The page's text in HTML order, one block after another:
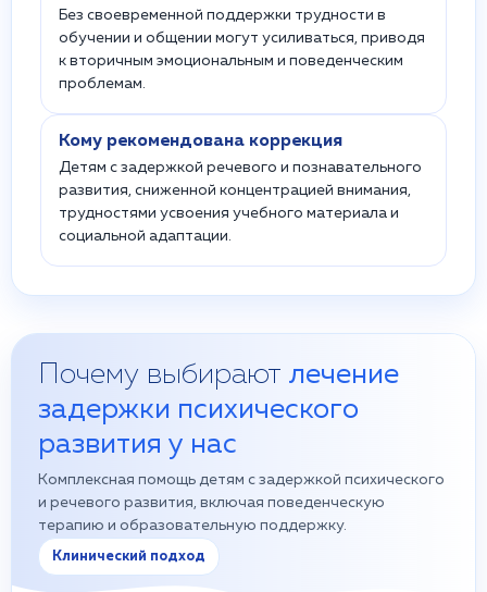
Без своевременной поддержки трудности в
обучении и общении могут усиливаться, приводя
к вторичным эмоциональным и поведенческим
проблемам.
Кому рекомендована коррекция
Детям с задержкой речевого и познавательного
развития, сниженной концентрацией внимания,
трудностями усвоения учебного материала и
социальной адаптации.
Почему выбирают лечение
задержки психического
развития у нас
Комплексная помощь детям с задержкой психического
и речевого развития, включая поведенческую
терапию и образовательную поддержку.
Клинический подход